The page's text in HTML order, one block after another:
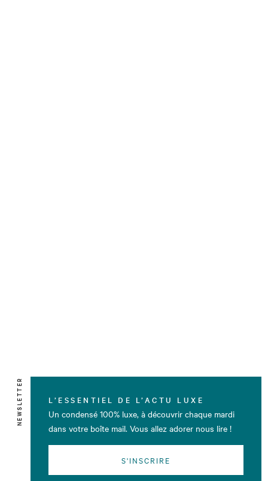
NEWSLETTER L’ESSENTIEL DE L’ACTU LUXE
Un condensé 100% luxe, à découvrir chaque mardi
dans votre boîte mail. Vous allez adorer nous lire !
S'INSCRIRE